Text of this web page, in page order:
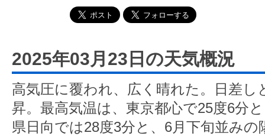
2025年03月23日の天気概況
高気圧に覆われ、広く晴れた。日差し
昇。最高気温は、東京都心で25度6分
県日向では28度3分と、6月下旬並み